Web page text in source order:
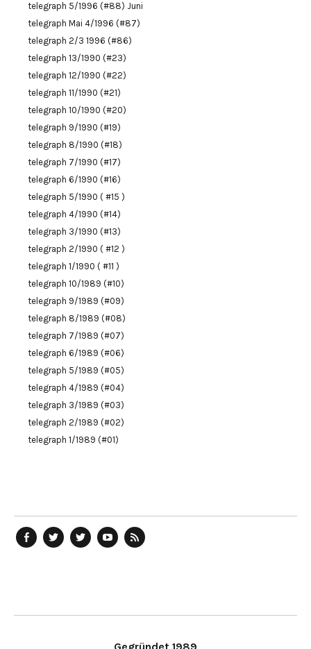
telegraph 5/1996 (#88) Juni
telegraph Mai 4/1996 (#87)
telegraph 2/3 1996 (#86)
telegraph 13/1990 (#23)
telegraph 12/1990 (#22)
telegraph 11/1990 (#21)
telegraph 10/1990 (#20)
telegraph 9/1990 (#19)
telegraph 8/1990 (#18)
telegraph 7/1990 (#17)
telegraph 6/1990 (#16)
telegraph 5/1990 ( #15 )
telegraph 4/1990 (#14)
telegraph 3/1990 (#13)
telegraph 2/1990 ( #12 )
telegraph 1/1990 ( #11 )
telegraph 10/1989 (#10)
telegraph 9/1989 (#09)
telegraph 8/1989 (#08)
telegraph 7/1989 (#07)
telegraph 6/1989 (#06)
telegraph 5/1989 (#05)
telegraph 4/1989 (#04)
telegraph 3/1989 (#03)
telegraph 2/1989 (#02)
telegraph 1/1989 (#01)